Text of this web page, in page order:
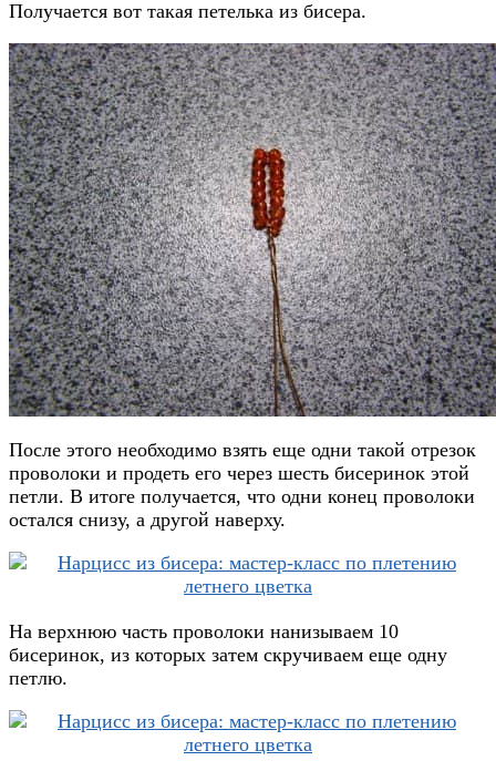
Получается вот такая петелька из бисера.
После этого необходимо взять еще одни такой отрезок
проволоки и продеть его через шесть бисеринок этой
петли. В итоге получается, что одни конец проволоки
остался снизу, а другой наверху.
На верхнюю часть проволоки нанизываем 10
бисеринок, из которых затем скручиваем еще одну
петлю.